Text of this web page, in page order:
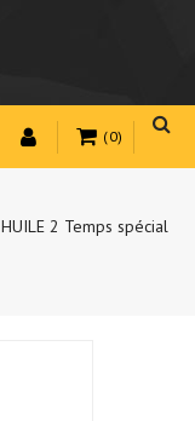
(0)
HUILE 2 Temps spécial